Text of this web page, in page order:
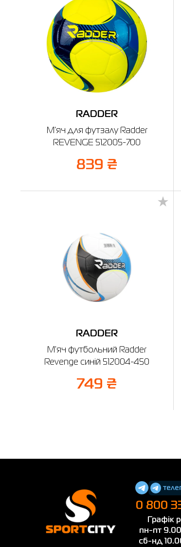
RADDER
М'яч для футзалу Radder
REVENGE 512005-700
839 ₴
RADDER
М'яч футбольний Radder
Revenge синій 512004-450
749 ₴
0 800
Графік
пн-пт
сб-нд